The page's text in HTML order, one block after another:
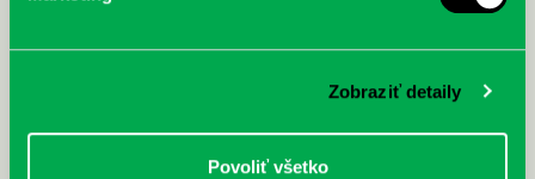
Zobraziť detaily
Povoliť všetko